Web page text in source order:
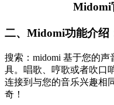
Midomi
二、Midomi功能介绍
搜索：midomi 基于您的
具。唱歌、哼歌或者吹口
连接到与您的音乐兴趣相
奇！